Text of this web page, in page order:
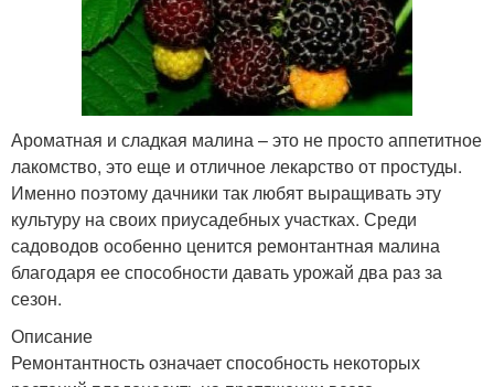
Ароматная и сладкая малина – это не просто аппетитное
лакомство, это еще и отличное лекарство от простуды.
Именно поэтому дачники так любят выращивать эту
культуру на своих приусадебных участках. Среди
садоводов особенно ценится ремонтантная малина
благодаря ее способности давать урожай два раз за
сезон.
Описание
Ремонтантность означает способность некоторых